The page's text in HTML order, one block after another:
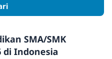
SMA/SMK
di Indonesia